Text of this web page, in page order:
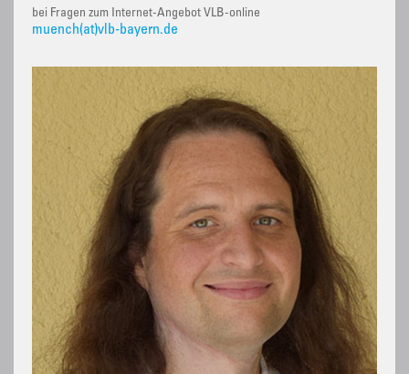
bei Fragen zum Internet-Angebot VLB-online
muench(at)vlb-bayern.de